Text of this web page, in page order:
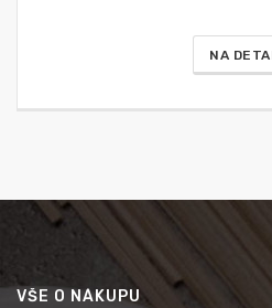
NA
VŠE O NÁKUPU